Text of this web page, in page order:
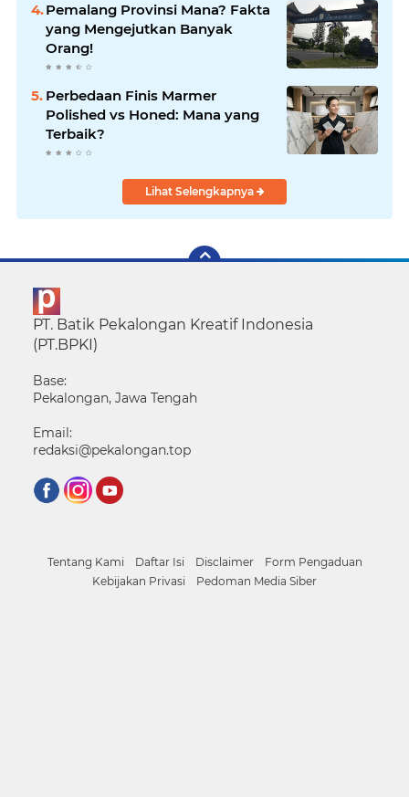
Pemalang Provinsi Mana? Fakta
yang Mengejutkan Banyak
Orang!
Perbedaan Finis Marmer
Polished vs Honed: Mana yang
Terbaik?
Lihat Selengkapnya
PT. Batik Pekalongan Kreatif Indonesia
(PT.BPKI)
Base:
Pekalongan, Jawa Tengah
Email:
redaksi@pekalongan.top
Tentang Kami Daftar Isi Disclaimer
Form Pengaduan
Kebijakan Privasi
Pedoman Media Siber